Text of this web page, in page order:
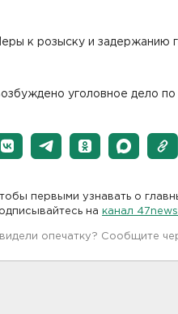
к розыску и задержанию
уголовное дело
первыми узнавать о
на канал
опечатку? Сообщите